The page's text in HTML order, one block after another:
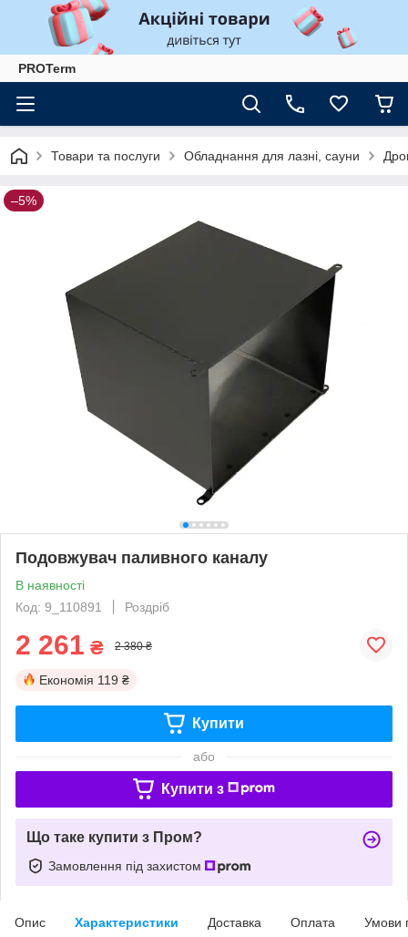
PROTerm
Товари та послуги Обладнання для лазні, сауни
–5%
Подовжувач паливного каналу
В наявності
Код: 9_110891
Роздріб
2 261 ₴ 2 380 ₴
Економія 119 ₴
Купити
або
Купити з
Що таке купити з Пром?
Замовлення під захистом
Опис Характеристики Доставка Оплата Умови